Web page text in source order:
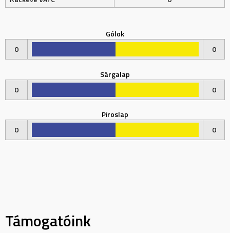
Gólok
0
0
Sárgalap
0
0
Piroslap
0
0
Támogatóink